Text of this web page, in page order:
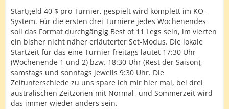
Startgeld 40 $ pro Turnier, gespielt wird komplett im KO-
System. Für die ersten drei Turniere jedes Wochenendes
soll das Format durchgängig Best of 11 Legs sein, im vierten
ein bisher nicht näher erläuterter Set-Modus. Die lokale
Startzeit für das eine Turnier freitags lautet 17:30 Uhr
(Wochenende 1 und 2) bzw. 18:30 Uhr (Rest der Saison),
samstags und sonntags jeweils 9:30 Uhr. Die
Zeitunterschiede zu uns spare ich mir hier mal, bei drei
australischen Zeitzonen mit Normal- und Sommerzeit wird
das immer wieder anders sein.